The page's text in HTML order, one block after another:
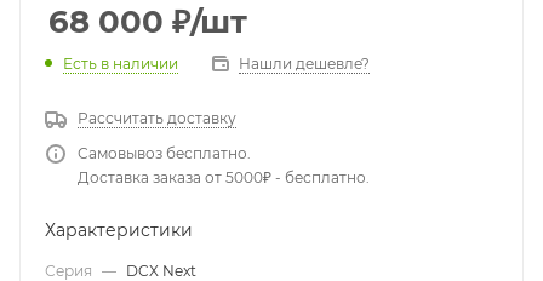
68 000 ₽/шт
Есть в наличии Нашли дешевле?
Рассчитать доставку
Самовывоз бесплатно.
Доставка заказа от 5000₽ - бесплатно.
Характеристики
Серия — DCX Next